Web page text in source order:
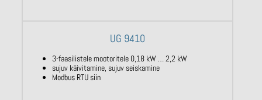
UG 9410
3-faasilistele mootoritele 0,18 kW … 2,2 kW
sujuv käivitamine, sujuv seiskamine
Modbus RTU siin